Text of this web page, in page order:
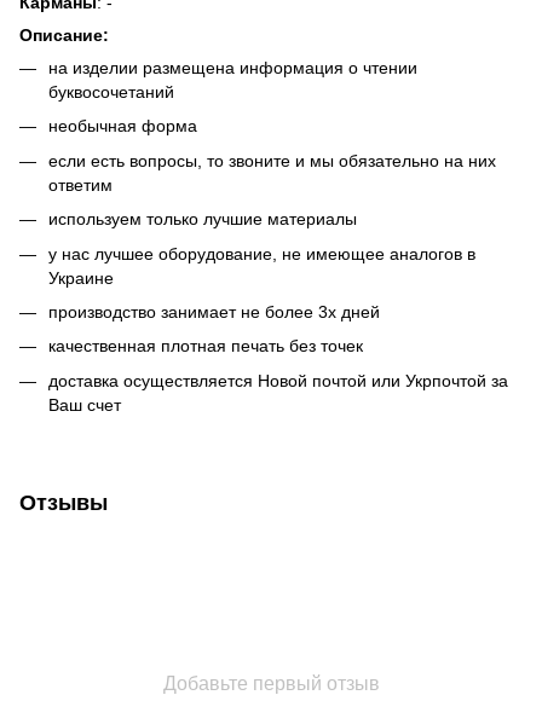
Описание:
на изделии размещена информация о чтении
буквосочетаний
необычная форма
если есть вопросы, то звоните и мы обязательно на них
ответим
используем только лучшие материалы
у нас лучшее оборудование, не имеющее аналогов в
Украине
производство занимает не более 3х дней
качественная плотная печать без точек
доставка осуществляется Новой почтой или Укрпочтой за
Ваш счет
Отзывы
Добавьте первый отзыв